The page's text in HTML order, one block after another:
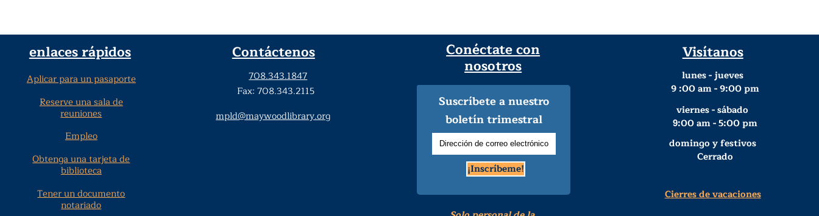
enlaces rápidos
Aplicar para un pasaporte
Reserve una sala de
reuniones
Empleo
Obtenga una tarjeta de
biblioteca
Tener un documento
notariado
Contáctenos
708.343.1847
Fax: 708.343.2115
mpld@maywoodlibrary.org
Conéctate con
nosotros
Suscríbete a nuestro
boletín trimestral
¡Inscríbeme!
Visítanos
lunes - jueves
9 :00 am - 9:00 pm
viernes - sábado
9:00 am - 5:00 pm
domingo y festivos
Cerrado
Cierres de vacaciones